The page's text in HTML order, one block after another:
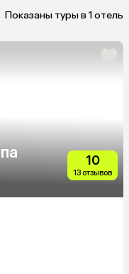
Показаны туры в 1 отель
10
13 отзывов